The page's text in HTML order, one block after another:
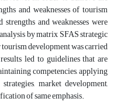
and weaknesses of tourism
and weaknesses were
by matrix SFAS strategic
development was carried
led to guidelines that are
competencies, applying
market development,
of same emphasis.